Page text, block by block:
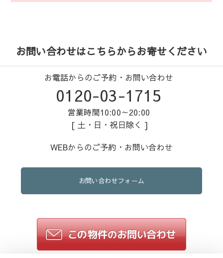
お問い合わせはこちらからお寄せください
お電話からのご予約・お問い合わせ
0120-03-1715
営業時間10:00～20:00
[ 土・日・祝日除く ]
WEBからのご予約・お問い合わせ
お問い合わせフォーム